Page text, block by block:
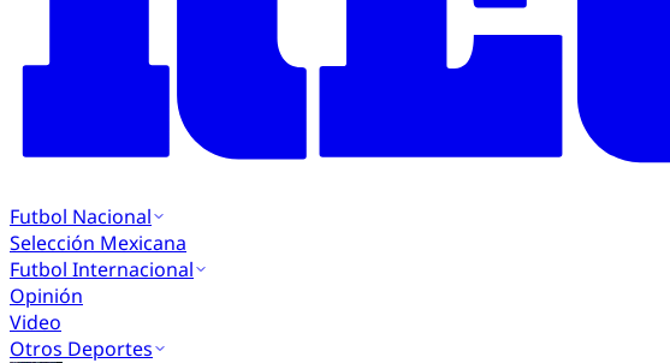
Futbol Nacional
Selección Mexicana
Futbol Internacional
Opinión
Video
Otros Deportes